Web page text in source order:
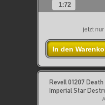
1:72
jetzt nur
In den
Revell 01207
Imperial Star